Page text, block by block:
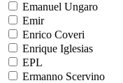
Emanuel Ungaro
Emir
Enrico Coveri
Enrique Iglesias
EPL
Ermanno Scervino